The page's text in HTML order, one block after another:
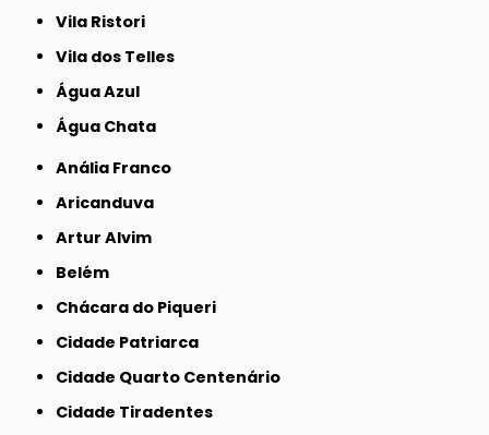
Vila Ristori
Vila dos Telles
Água Azul
Água Chata
Anália Franco
Aricanduva
Artur Alvim
Belém
Chácara do Piqueri
Cidade Patriarca
Cidade Quarto Centenário
Cidade Tiradentes